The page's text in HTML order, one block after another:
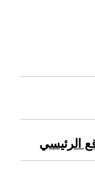
الرئيسي